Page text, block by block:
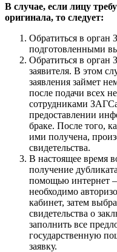
В случае, если лицу
оригинала, то следует:
Обратиться в орган
подготовленными
Обратиться в
заявителя. В этом
заявления займет
после подачи всех
сотрудниками
предоставлении
браке. После того,
ими получена,
свидетельства.
В настоящее время
получение
помощью интернет –
необходимо
кабинет, затем
свидетельства о
заполнить все
государственную
заявку.